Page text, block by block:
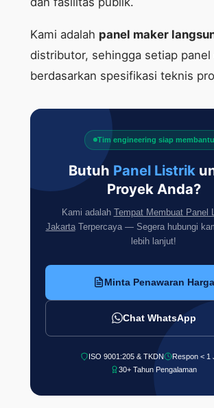
Kami adalah panel maker
distributor, sehingga setiap panel
berdasarkan spesifikasi teknis
Tim engineering siap membantu
Butuh Panel Listrik
Proyek Anda?
Kami adalah Tempat Membuat Panel
JakartaTerpercaya — Segera hubungi
lebih lanjut!
Minta Penawaran Harga
Chat WhatsApp
ISO 9001:205 & TKDN
Respon < 1
30+ Tahun Pengalaman